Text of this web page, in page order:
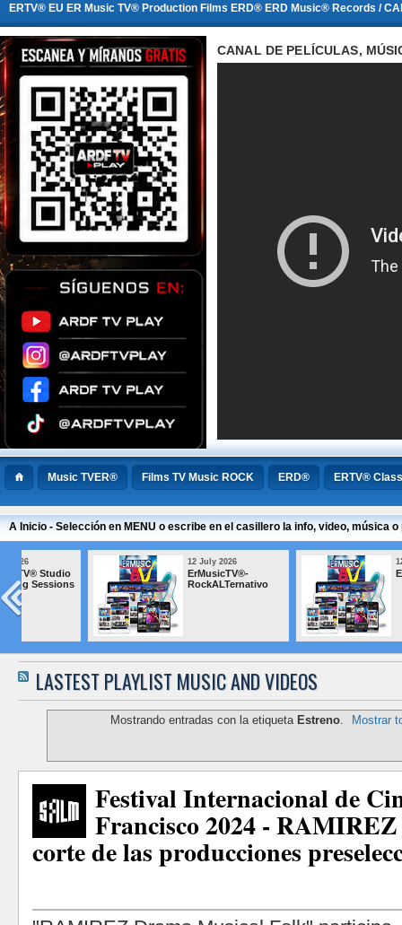
ERTV® EU ER Music TV® Production Films ERD® ERD Music® Records /
CANAL DE PELÍCULAS,
Music TVER® Films TV Music ROCK ERD® ERTV®
A Inicio - Selección en MENU o escribe en el casillero la info, video, música
12 July 2026
ErMusicTV® BLUES
12 July 2026
ErMusicTV®
Popular
LASTEST PLAYLIST MUSIC AND VIDEOS
Mostrando entradas con la etiqueta Estreno. Mostrar
Festival Internacional de
Francisco 2024 -
corte de las producciones